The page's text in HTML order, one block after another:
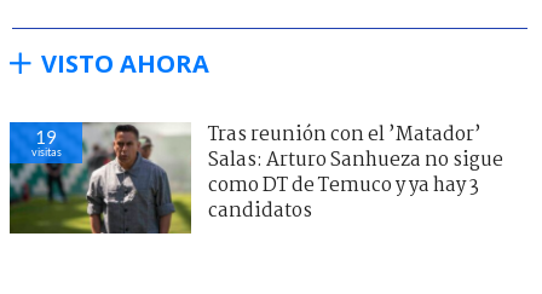
VISTO AHORA
19
visitas
Tras reunión con el ’Matador’
Salas: Arturo Sanhueza no sigue
como DT de Temuco y ya hay 3
candidatos